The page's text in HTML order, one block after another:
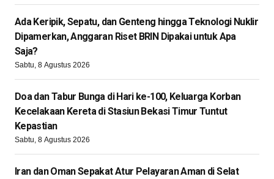
Ada Keripik, Sepatu, dan Genteng hingga Teknologi Nuklir
Dipamerkan, Anggaran Riset BRIN Dipakai untuk Apa
Saja?
Sabtu, 8 Agustus 2026
Doa dan Tabur Bunga di Hari ke-100, Keluarga Korban
Kecelakaan Kereta di Stasiun Bekasi Timur Tuntut
Kepastian
Sabtu, 8 Agustus 2026
Iran dan Oman Sepakat Atur Pelayaran Aman di Selat